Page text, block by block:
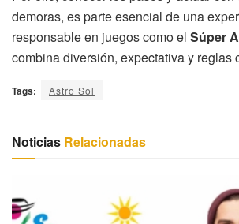
demoras, es parte esencial de una
responsable en juegos como el Súper
combina diversión, expectativa y reglas
Tags: Astro Sol
Noticias Relacionadas